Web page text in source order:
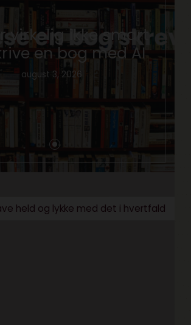
virkelig ikke smart
en bog med AI
august 3, 2026
held og lykke med det i hvertfald